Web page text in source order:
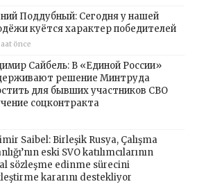
Поддубный: Сегодня у нашей
куётся характер победителей
önce
Сайбель: В «Единой России»
решение Минтруда
для бывших участников СВО
соцконтракта
Saibel: Birleşik Rusya, Çalışma
eski SVO katılımcılarının
sözleşme edinme sürecini
kararını destekliyor